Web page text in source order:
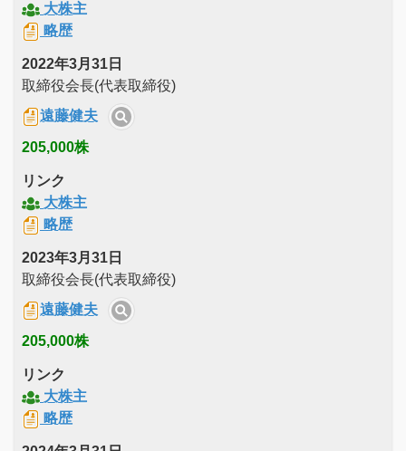
大株主
略歴
2022年3月31日
取締役会長(代表取締役)
遠藤健夫
205,000株
リンク
大株主
略歴
2023年3月31日
取締役会長(代表取締役)
遠藤健夫
205,000株
リンク
大株主
略歴